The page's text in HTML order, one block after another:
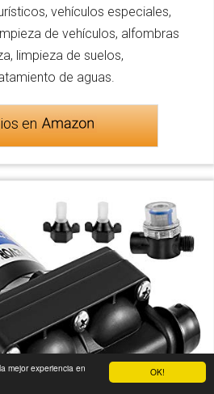
OK!
mejor experiencia en
vehículos especiales,
de vehículos, alfombras
limpieza de suelos,
de aguas.
en